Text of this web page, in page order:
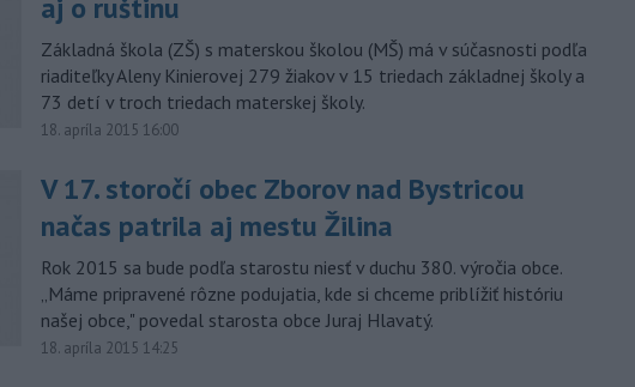
aj o ruštinu
Základná škola (ZŠ) s materskou školou (MŠ) má v súčasnosti podľa
riaditeľky Aleny Kinierovej 279 žiakov v 15 triedach základnej školy a
73 detí v troch triedach materskej školy.
18. apríla 2015 16:00
V 17. storočí obec Zborov nad Bystricou
načas patrila aj mestu Žilina
Rok 2015 sa bude podľa starostu niesť v duchu 380. výročia obce.
„Máme pripravené rôzne podujatia, kde si chceme priblížiť históriu
našej obce," povedal starosta obce Juraj Hlavatý.
18. apríla 2015 14:25